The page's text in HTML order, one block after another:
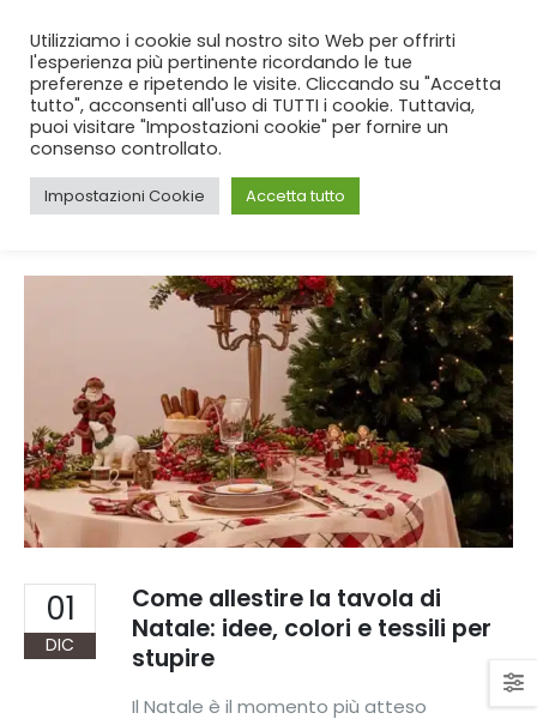
SPEDIZIONE GRATUITA per ordini da 99€!
CASA BLOG TAG -TOVAGLIE ELEGANTI
01
DIC
Come allestire la tavola di
Natale: idee, colori e tessili per
stupire
Il Natale è il momento più atteso
Utilizziamo i cookie sul nostro sito Web per offrirti
l'esperienza più pertinente ricordando le tue
preferenze e ripetendo le visite. Cliccando su "Accetta
tutto", acconsenti all'uso di TUTTI i cookie. Tuttavia,
puoi visitare "Impostazioni cookie" per fornire un
consenso controllato.
Impostazioni Cookie Accetta tutto